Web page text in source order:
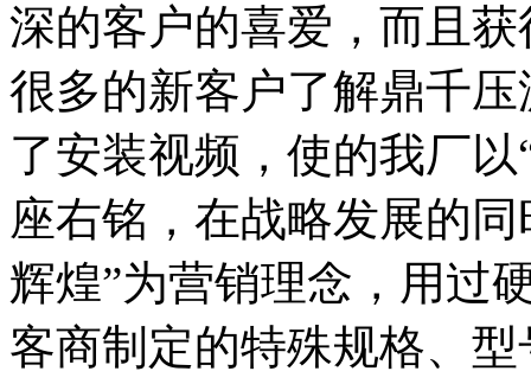
深的客户的喜爱，而且
很多的新客户了解鼎千
了安装视频，使的我厂
座右铭，在战略发展的
辉煌”为营销理念，用过
客商制定的特殊规格、